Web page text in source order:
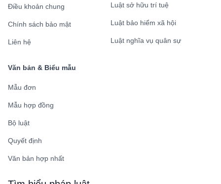
Điều khoản chung
Chính sách bảo mật
Liên hệ
Luật sở hữu trí tuệ
Luật bảo hiểm xã hội
Luật nghĩa vụ quân sự
Văn bản & Biểu mẫu
Mẫu đơn
Mẫu hợp đồng
Bộ luật
Quyết định
Văn bản hợp nhất